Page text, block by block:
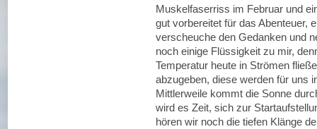
Muskelfaserriss im Februar und
gut vorbereitet für das Abenteuer,
verscheuche den Gedanken und
noch einige Flüssigkeit zu mir,
Temperatur heute in Strömen
abzugeben, diese werden für uns
Mittlerweile kommt die Sonne
wird es Zeit, sich zur
hören wir noch die tiefen Klänge